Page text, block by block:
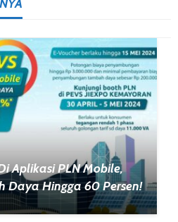
Aplikasi PLN Mobile,
Daya Hingga 60 Persen!